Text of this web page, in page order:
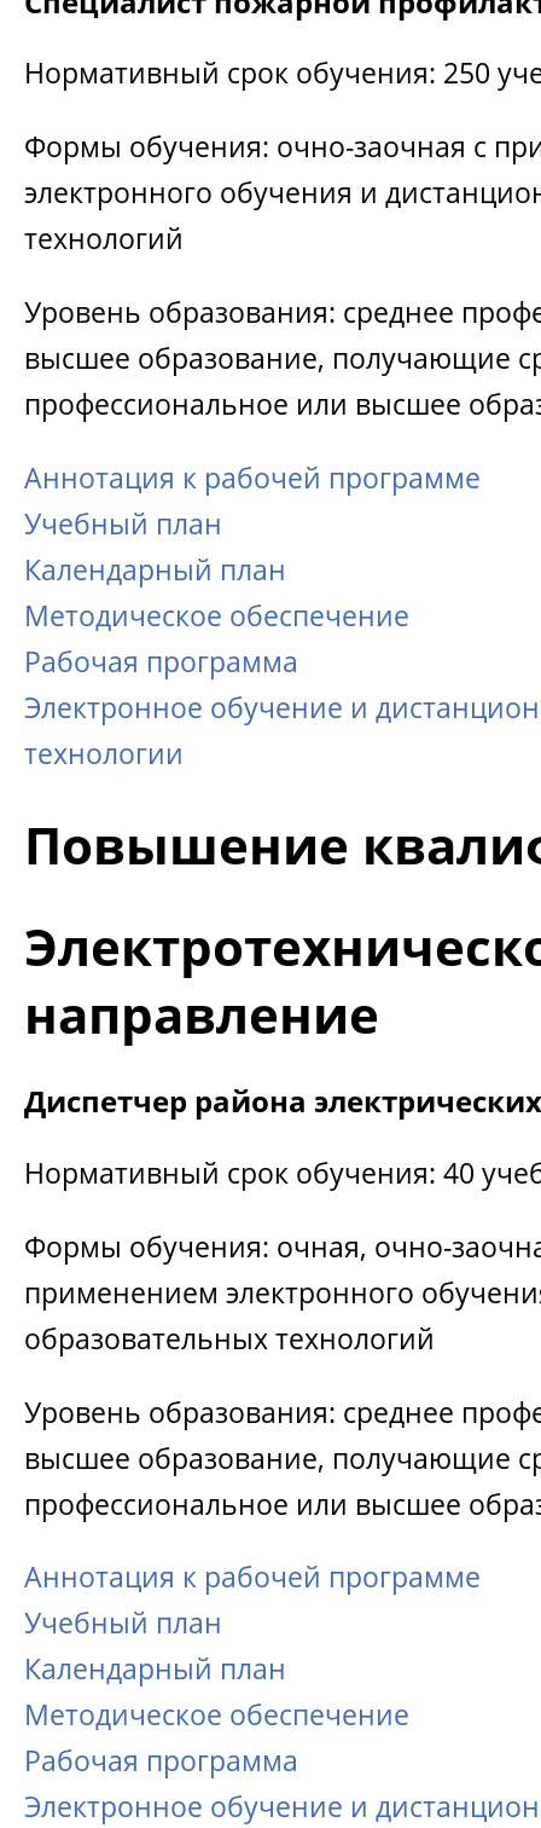
Нормативный срок обучения: 250
Формы обучения: очно-заочная с
электронного обучения и
технологий
Уровень образования: среднее
высшее образование, получающие
профессиональное или высшее
Аннотация к рабочей программе
Учебный план
Календарный план
Методическое обеспечение
Рабочая программа
Электронное обучение и
технологии
Повышение
направление
Диспетчер района
Нормативный срок обучения: 40
Формы обучения: очная, очно-
применением электронного
образовательных технологий
Уровень образования: среднее
высшее образование, получающие
профессиональное или высшее
Аннотация к рабочей программе
Учебный план
Календарный план
Методическое обеспечение
Рабочая программа
Электронное обучение и